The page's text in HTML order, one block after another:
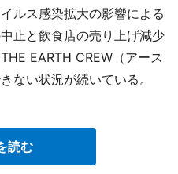
ルス感染拡大の影響による
止と飲食店の売り上げ減少
EARTH CREW（アース
ない状況が続いている。
読む